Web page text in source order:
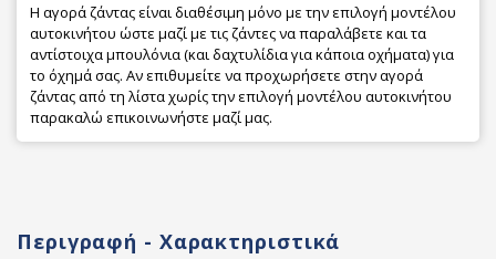
Η αγορά ζάντας είναι διαθέσιμη μόνο με την επιλογή μοντέλου
αυτοκινήτου ώστε μαζί με τις ζάντες να παραλάβετε και τα
αντίστοιχα μπουλόνια (και δαχτυλίδια για κάποια οχήματα) για
το όχημά σας. Αν επιθυμείτε να προχωρήσετε στην αγορά
ζάντας από τη λίστα χωρίς την επιλογή μοντέλου αυτοκινήτου
παρακαλώ επικοινωνήστε μαζί μας.
Περιγραφή - Χαρακτηριστικά